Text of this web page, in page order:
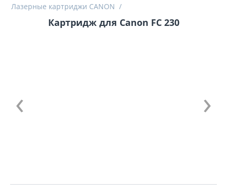
Лазерные картриджи CANON /
Картридж для Canon FC 230